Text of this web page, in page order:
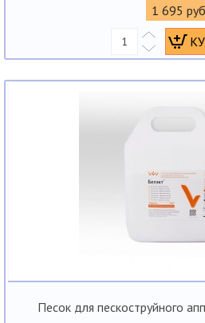
1 695 руб
Песок для пескоструйного